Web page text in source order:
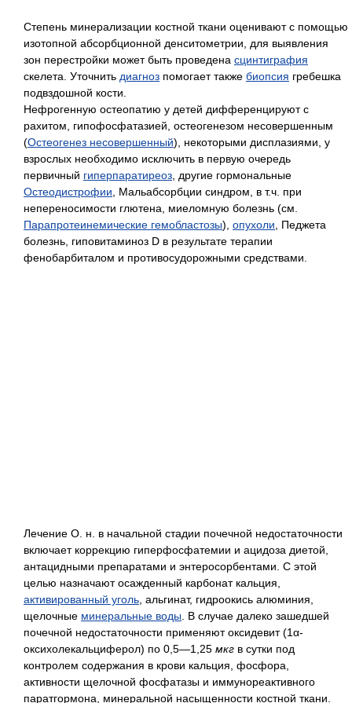
Степень минерализации костной ткани оценивают с помощью
изотопной абсорбционной денситометрии, для выявления
зон перестройки может быть проведена сцинтиграфия
скелета. Уточнить диагноз помогает также биопсия гребешка
подвздошной кости.
Нефрогенную остеопатию у детей дифференцируют с
рахитом, гипофосфатазией, остеогенезом несовершенным
(Остеогенез несовершенный), некоторыми дисплазиями, у
взрослых необходимо исключить в первую очередь
первичный гиперпаратиреоз , другие гормональные
Остеодистрофии
Мальабсорбции синдром, в т.ч. при
непереносимости глютена, миеломную болезнь (см.
Парапротеинемические гемобластозы), опухоли , Педжета
болезнь, гиповитаминоз D в результате терапии
фенобарбиталом и противосудорожными средствами.
Лечение О. н. в начальной стадии почечной недостаточности
включает коррекцию гиперфосфатемии и ацидоза диетой,
антацидными препаратами и энтеросорбентами. С этой
целью назначают осажденный карбонат кальция,
активированный уголь , альгинат, гидроокись алюминия,
щелочные минеральные воды . В случае далеко зашедшей
почечной недостаточности применяют оксидевит (1α-
оксихолекальциферол) по 0,5—1,25 мкг в сутки под
контролем содержания в крови кальция, фосфора,
активности щелочной фосфатазы и иммунореактивного
паратгормона, минеральной насыщенности костной ткани.